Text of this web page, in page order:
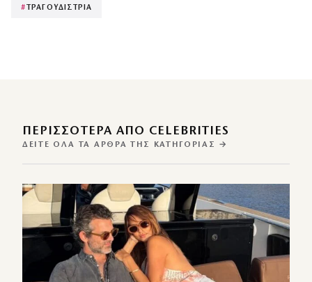
# ΤΡΑΓΟΥΔΙΣΤΡΙΑ
ΠΕΡΙΣΣΌΤΕΡΑ ΑΠΌ CELEBRITIES
ΔΕΊΤΕ ΌΛΑ ΤΑ ΆΡΘΡΑ ΤΗΣ ΚΑΤΗΓΟΡΊΑΣ →